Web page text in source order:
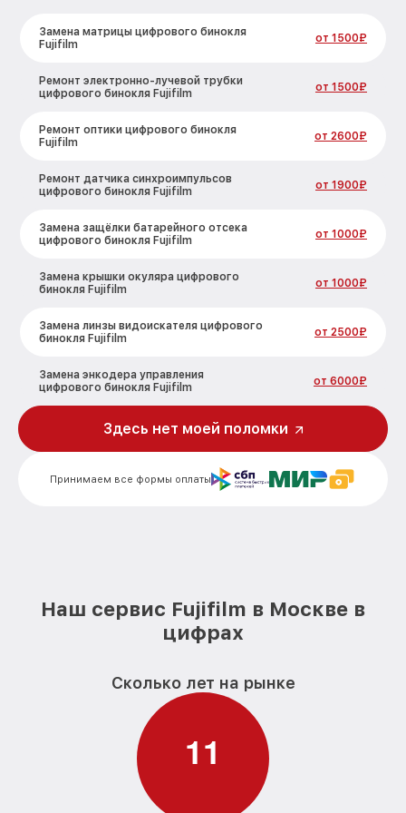
Замена матрицы цифрового бинокля
Fujifilm
от 1500₽
Ремонт электронно-лучевой трубки
цифрового бинокля Fujifilm
от 1500₽
Ремонт оптики цифрового бинокля
Fujifilm
от 2600₽
Ремонт датчика синхроимпульсов
цифрового бинокля Fujifilm
от 1900₽
Замена защёлки батарейного отсека
цифрового бинокля Fujifilm
от 1000₽
Замена крышки окуляра цифрового
бинокля Fujifilm
от 1000₽
Замена линзы видоискателя цифрового
бинокля Fujifilm
от 2500₽
Замена энкодера управления
цифрового бинокля Fujifilm
от 6000₽
Исправление инверсии изображения
цифрового бинокля Fujifilm
Ремонт встроенного дальнометра
цифрового бинокля Fujifilm
от 1000₽
Замена объективов с улучшением
характеристик цифрового бинокля
Замена шим контроллера цифрового
Замена микросхемы усилителя
цифрового бинокля Fujifilm
Ремонт цепи питания цифрового
Принимаем все формы оплаты
Здесь нет моей поломки
Наш сервис Fujifilm в Москве в
цифрах
Сколько лет на рынке
11